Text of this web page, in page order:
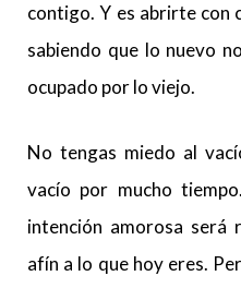
contigo. Y es abrirte con
sabiendo que lo nuevo
ocupado por lo viejo.
No tengas miedo al
vacío por mucho
intención amorosa será
afín a lo que hoy eres.